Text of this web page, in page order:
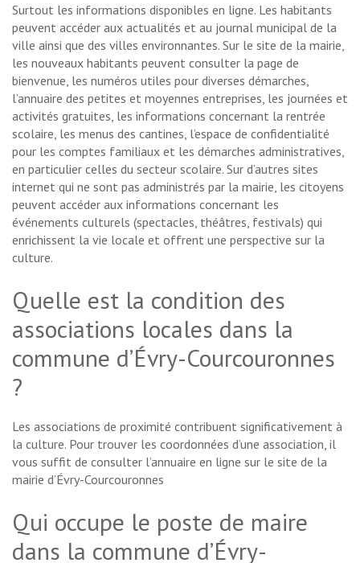
Surtout les informations disponibles en ligne. Les habitants
peuvent accéder aux actualités et au journal municipal de la
ville ainsi que des villes environnantes. Sur le site de la mairie,
les nouveaux habitants peuvent consulter la page de
bienvenue, les numéros utiles pour diverses démarches,
l’annuaire des petites et moyennes entreprises, les journées et
activités gratuites, les informations concernant la rentrée
scolaire, les menus des cantines, l’espace de confidentialité
pour les comptes familiaux et les démarches administratives,
en particulier celles du secteur scolaire. Sur d’autres sites
internet qui ne sont pas administrés par la mairie, les citoyens
peuvent accéder aux informations concernant les
événements culturels (spectacles, théâtres, festivals) qui
enrichissent la vie locale et offrent une perspective sur la
culture.
Quelle est la condition des
associations locales dans la
commune d’Évry-Courcouronnes
?
Les associations de proximité contribuent significativement à
la culture. Pour trouver les coordonnées d’une association, il
vous suffit de consulter l’annuaire en ligne sur le site de la
mairie d’Évry-Courcouronnes
Qui occupe le poste de maire
dans la commune d’Évry-